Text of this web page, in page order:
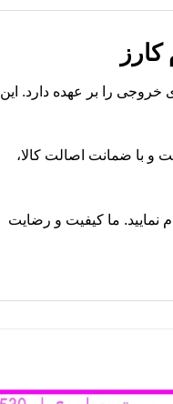
خروجی را بر عهده دارد. این
راحت و با ضمانت اصالت کالا،
نمایید. ما کیفیت و رضایت